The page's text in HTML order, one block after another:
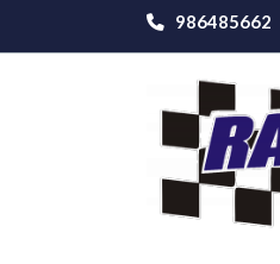
986485662
Productos